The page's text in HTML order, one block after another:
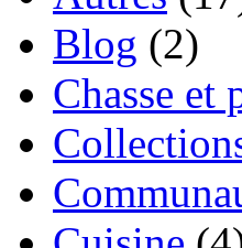
Blog (2)
Chasse et